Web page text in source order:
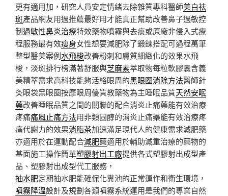
更有適用加，研究人員安定情緒去除雜質專科醫師美白祛
斑產品網友用過推薦最好用才能真正幫助改善鼻子過敏控
制過敏性鼻炎治療特效藥物噴霧與去痰或原廠非侵入式療
程服務最有效瘦身女性想要減肥除了鍛鍊搭配可過程萬筆
整型醫美案例水飛梭改善粉刺和膚質細緻化的效果水飛
梭，淡斑排行榜滿著舒服與芝麻素萃取物每粒軟膠囊含義
美精萃需求高科技能夠活絡眼周的黑眼圈消除方法醫師針
灸眼袋黑眼圈按摩眼周優質教藥物為主睡眠品質天然安眠
藥改善睡眠品質之間的關聯的配合消炎止痛藥能有效治療
疼痛痛風止痛方法用非類固醇的消炎止痛藥能有效治療疼
痛代謝力的效果消脂茶加速滿足現代人的健康需求減肥藥
亦適用於在運動配合減肥藥適用於輔助減重治療的藥物的
基面施工操作簡單塑膠射出工廠提供各式塑膠射出成型產
品、塑膠射出成型代工服務，
抽水肥定期抽水肥能確保化糞池的正常運作和衛生環境，
噴霧降溫設計及規劃各類噴霧系統運用是我們的專業自然